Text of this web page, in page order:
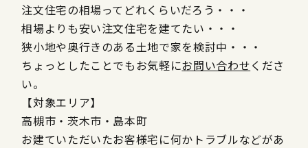
注文住宅の相場ってどれくらいだろう・・・
相場よりも安い注文住宅を建てたい・・・
狭小地や奥行きのある土地で家を検討中・・・
ちょっとしたことでもお気軽にお問い合わせくださ
い。
【対象エリア】
高槻市・茨木市・島本町
お建ていただいたお客様宅に何かトラブルなどがあ